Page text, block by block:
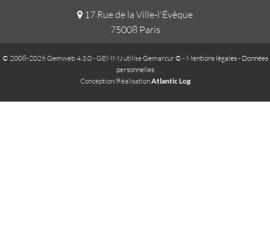
17 Rue de la Ville-l'Évêque
75008 Paris
© 2008-2026 Gemweb 4.3.0- GEMMJ utiliseGemarcur © - Mentions légales- Données
personnelles
Conception/RéalisationAtlantic Log